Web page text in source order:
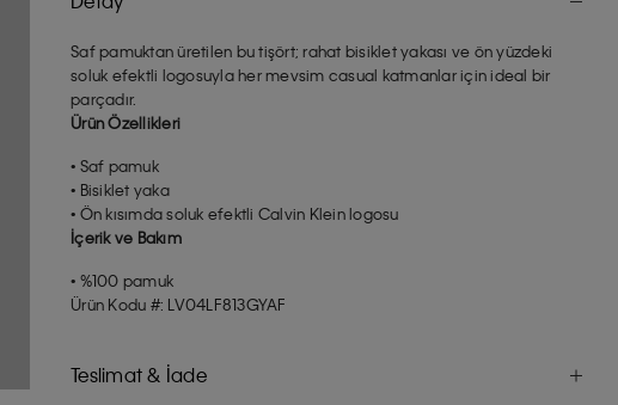
Saf pamuktan üretilen bu tişört; rahat bisiklet yakası ve ön yüzdeki
soluk efektli logosuyla her mevsim casual katmanlar için ideal bir
parçadır.
Ürün Özellikleri
• Saf pamuk
• Bisiklet yaka
• Ön kısımda soluk efektli Calvin Klein logosu
İçerik ve Bakım
• %100 pamuk
Ürün Kodu #: LV04LF813GYAF
Teslimat & İade